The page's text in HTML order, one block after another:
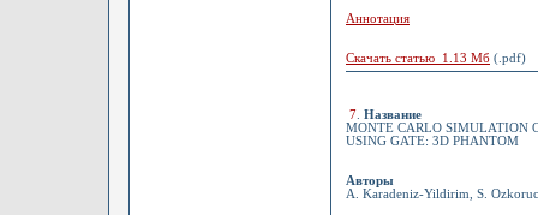
Аннотация
Скачать статью 1.13 Мб (.pdf)
7 Название
MONTE CARLO SIMULATION
USING GATE: 3D PHANTOM
Авторы
A. Karadeniz-Yildirim, S.